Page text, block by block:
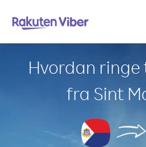
Hvordan
fra Sint